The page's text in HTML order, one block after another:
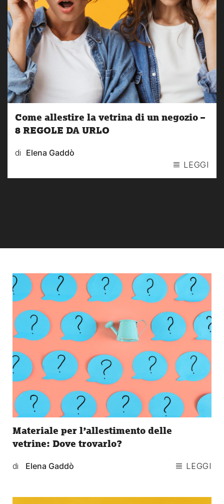
Come allestire la vetrina di un negozio –
8 REGOLE DA URLO
di Elena Gaddò
LEGGI
Materiale per l’allestimento delle
vetrine: Dove trovarlo?
di Elena Gaddò LEGGI